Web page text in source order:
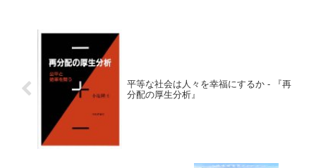
平等な社会は人々を幸福にするか - 『再
分配の厚生分析』